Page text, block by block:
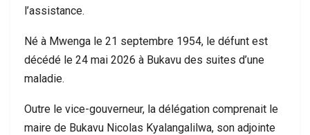
l’assistance.
Né à Mwenga le 21 septembre 1954, le défunt est
décédé le 24 mai 2026 à Bukavu des suites d’une
maladie.
Outre le vice-gouverneur, la délégation comprenait le
maire de Bukavu Nicolas Kyalangalilwa, son adjointe